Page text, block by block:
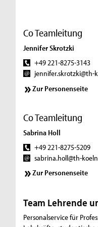
Co Teamleitung
Jennifer Skrotzki
+49 221-8275-3143
jennifer.skrotzki@th-
Zur Personenseite
Co Teamleitung
Sabrina Holl
+49 221-8275-5209
sabrina.holl@th-
Zur Personenseite
Team Lehrende
Personalservice für